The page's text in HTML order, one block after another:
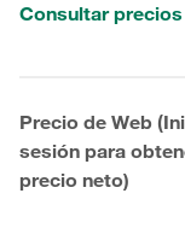
Consultar
Precio de Web
sesión para
precio neto)